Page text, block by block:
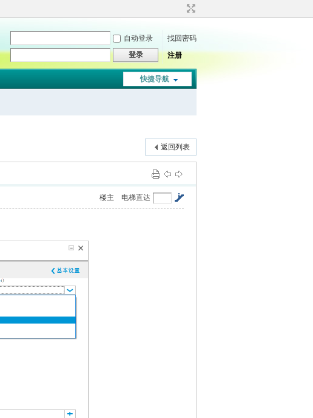
自动登录
找回密码
登录 注册
快捷导航
返回列表
电梯直达
楼主